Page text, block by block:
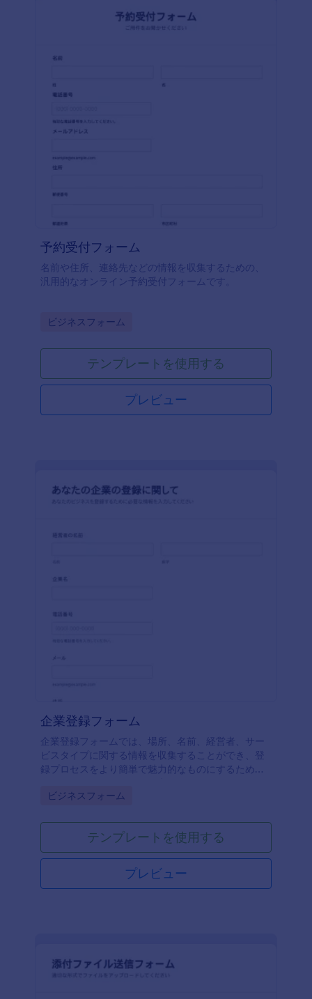
予約受付フォーム
名前や住所、連絡先などの情報を収集するための、
汎用的なオンライン予約受付フォームです。
Go to Category:
ビジネスフォーム
テンプレートを使用する
プレビュー
企業登録フォーム
企業登録フォームでは、場所、名前、経営者、サー
ビスタイプに関する情報を収集することができ、登
録プロセスをより簡単で魅力的なものにするための
ォームをベースにして、あなた独自のフォームを作
フォント、カラーを追加して、あなたのウェブサイ
トにフォームを追加したり、スタンドアロンのフォ
ームとして使用することができます。
Go to Category:
ビジネスフォーム
テンプレートを使用する
プレビュー